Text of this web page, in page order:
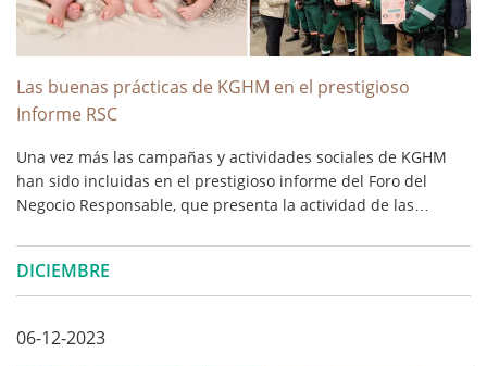
Las buenas prácticas de KGHM en el prestigioso
Informe RSC
Una vez más las campañas y actividades sociales de KGHM
han sido incluidas en el prestigioso informe del Foro del
Negocio Responsable, que presenta la actividad de las
en el año 2023. ...
DICIEMBRE
06-12-2023